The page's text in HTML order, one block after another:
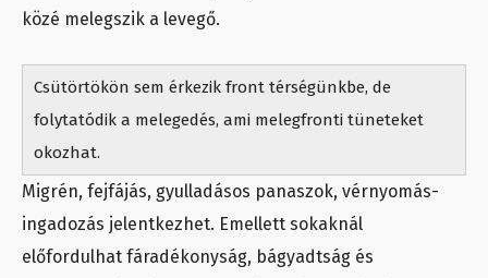
közé melegszik a levegő.
Csütörtökön sem érkezik front térségünkbe, de
folytatódik a melegedés, ami melegfronti tüneteket
okozhat.
Migrén, fejfájás, gyulladásos panaszok, vérnyomás-
ingadozás jelentkezhet. Emellett sokaknál
előfordulhat fáradékonyság, bágyadtság és